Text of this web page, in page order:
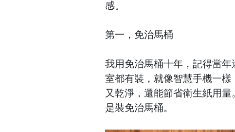
感。
第一，免治馬桶
我用免治馬桶十年，記得當
室都有裝，就像智慧手機一
又乾淨，還能節省衛生紙用
是裝免治馬桶。